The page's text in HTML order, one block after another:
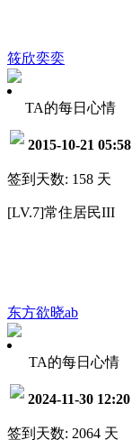
筱欣奕奕
TA的每日心情
2015-10-21 05:58
签到天数: 158 天
[LV.7]常住居民III
东方欲晓ab
TA的每日心情
2024-11-30 12:20
签到天数: 2064 天